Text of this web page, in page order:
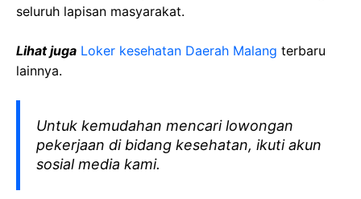
seluruh lapisan masyarakat.
Lihat juga Loker kesehatan Daerah Malang terbaru
lainnya.
Untuk kemudahan mencari lowongan
pekerjaan di bidang kesehatan, ikuti akun
sosial media kami.